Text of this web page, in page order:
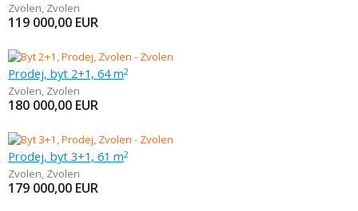
Zvolen, Zvolen
119 000,00 EUR
Prodej, byt 2+1, 64 m2
Zvolen, Zvolen
180 000,00 EUR
Prodej, byt 3+1, 61 m2
Zvolen, Zvolen
179 000,00 EUR